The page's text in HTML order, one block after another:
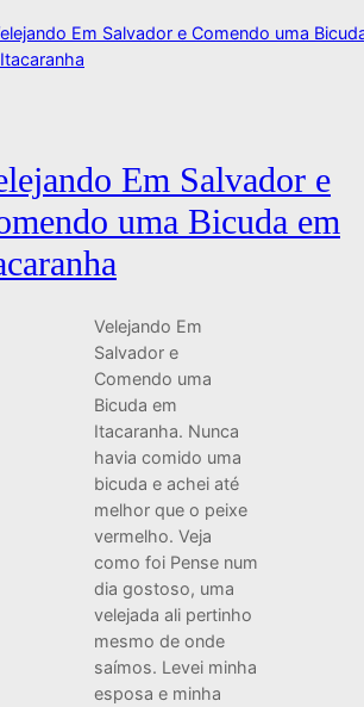
Em Salvador e
uma Bicuda em
Velejando Em
Salvador e
Comendo uma
Bicuda em
Itacaranha. Nunca
havia comido uma
bicuda e achei até
melhor que o peixe
vermelho. Veja
como foi Pense num
dia gostoso, uma
velejada ali pertinho
mesmo de onde
saímos. Levei minha
esposa e minha